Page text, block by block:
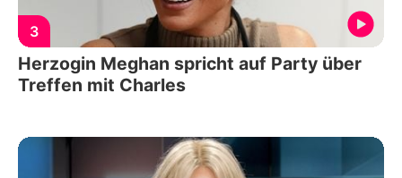
3
Herzogin Meghan spricht auf Party über
Treffen mit Charles